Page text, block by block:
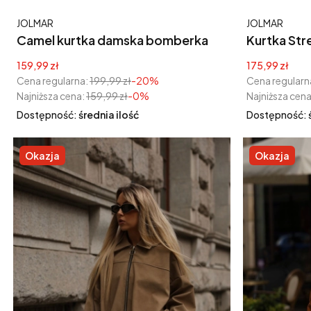
Camel kurtka damska bomberka
Producent
JOLMAR
Cena promocyjna
159,99 zł
Cena regularna:199,99 zł-20%
Najniższa cena:159,99 zł-0%
Dostępność: średnia ilość
Kurtka Street
bordowa
Producent
JOLMAR
Cena
175,99 zł
Cena
Najniższa
Dostępność:
Okazja Okazja